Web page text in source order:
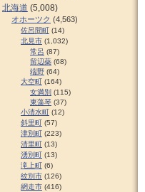
北海道 (5,008)
オホーツク (4,563)
佐呂間町 (14)
北見市 (1,032)
常呂 (87)
留辺蘂 (68)
端野 (64)
大空町 (164)
女満別 (115)
東藻琴 (37)
小清水町 (12)
斜里町 (57)
津別町 (223)
清里町 (13)
湧別町 (13)
滝上町 (6)
紋別市 (126)
網走市 (416)